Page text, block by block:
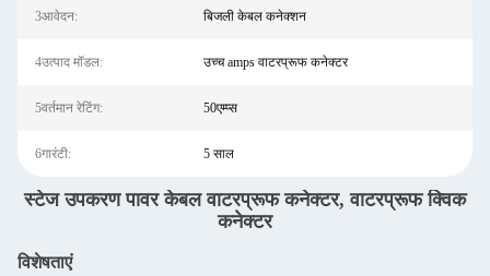
3आवेदन: बिजली केबल कनेक्शन
4उत्पाद मॉडल: उच्च amps वाटरप्रूफ कनेक्टर
5वर्तमान रेटिंग: 50एम्प्स
6गारंटी: 5 साल
स्टेज उपकरण पावर केबल वाटरप्रूफ कनेक्टर, वाटरप्रूफ क्विक
कनेक्टर
विशेषताएं